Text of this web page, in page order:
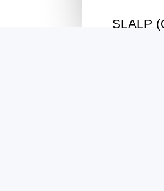
SLALP